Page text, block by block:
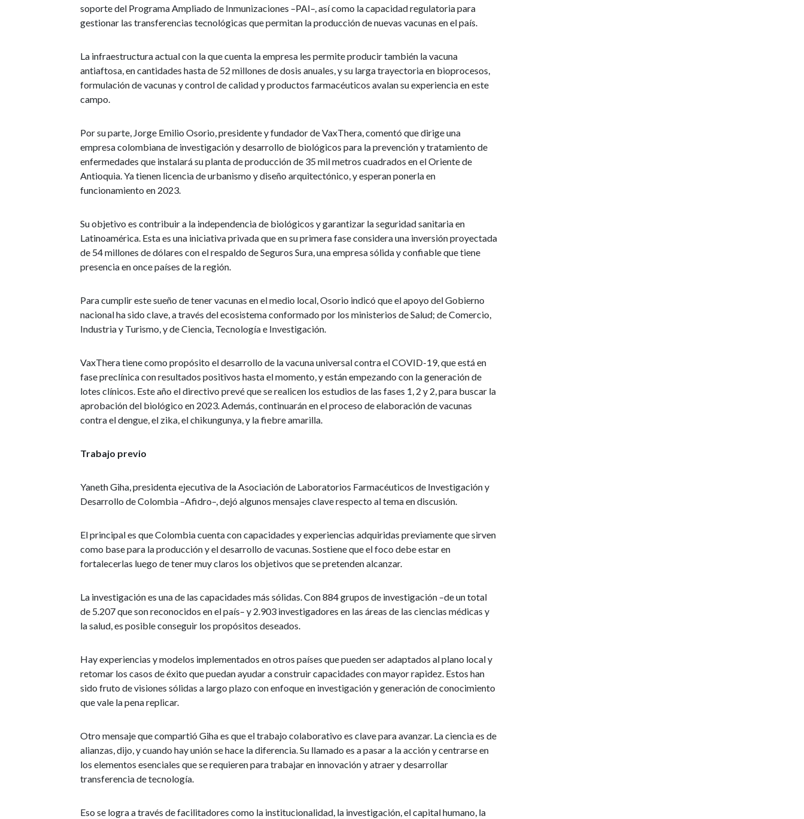
soporte del Programa Ampliado de Inmunizaciones –PAI–, así como la capacidad regulatoria para
gestionar las transferencias tecnológicas que permitan la producción de nuevas vacunas en el país.
La infraestructura actual con la que cuenta la empresa les permite producir también la vacuna
antiaftosa, en cantidades hasta de 52 millones de dosis anuales, y su larga trayectoria en bioprocesos,
formulación de vacunas y control de calidad y productos farmacéuticos avalan su experiencia en este
campo.
Por su parte, Jorge Emilio Osorio, presidente y fundador de VaxThera, comentó que dirige una
empresa colombiana de investigación y desarrollo de biológicos para la prevención y tratamiento de
enfermedades que instalará su planta de producción de 35 mil metros cuadrados en el Oriente de
Antioquia. Ya tienen licencia de urbanismo y diseño arquitectónico, y esperan ponerla en
funcionamiento en 2023.
Su objetivo es contribuir a la independencia de biológicos y garantizar la seguridad sanitaria en
Latinoamérica. Esta es una iniciativa privada que en su primera fase considera una inversión proyectada
de 54 millones de dólares con el respaldo de Seguros Sura, una empresa sólida y confiable que tiene
presencia en once países de la región.
Para cumplir este sueño de tener vacunas en el medio local, Osorio indicó que el apoyo del Gobierno
nacional ha sido clave, a través del ecosistema conformado por los ministerios de Salud; de Comercio,
Industria y Turismo, y de Ciencia, Tecnología e Investigación.
VaxThera tiene como propósito el desarrollo de la vacuna universal contra el COVID-19, que está en
fase preclínica con resultados positivos hasta el momento, y están empezando con la generación de
lotes clínicos. Este año el directivo prevé que se realicen los estudios de las fases 1, 2 y 2, para buscar la
aprobación del biológico en 2023. Además, continuarán en el proceso de elaboración de vacunas
contra el dengue, el zika, el chikungunya, y la fiebre amarilla.
Trabajo previo
Yaneth Giha, presidenta ejecutiva de la Asociación de Laboratorios Farmacéuticos de Investigación y
Desarrollo de Colombia –Afidro–, dejó algunos mensajes clave respecto al tema en discusión.
El principal es que Colombia cuenta con capacidades y experiencias adquiridas previamente que sirven
como base para la producción y el desarrollo de vacunas. Sostiene que el foco debe estar en
fortalecerlas luego de tener muy claros los objetivos que se pretenden alcanzar.
La investigación es una de las capacidades más sólidas. Con 884 grupos de investigación –de un total
de 5.207 que son reconocidos en el país– y 2.903 investigadores en las áreas de las ciencias médicas y
la salud, es posible conseguir los propósitos deseados.
Hay experiencias y modelos implementados en otros países que pueden ser adaptados al plano local y
retomar los casos de éxito que puedan ayudar a construir capacidades con mayor rapidez. Estos han
sido fruto de visiones sólidas a largo plazo con enfoque en investigación y generación de conocimiento
que vale la pena replicar.
Otro mensaje que compartió Giha es que el trabajo colaborativo es clave para avanzar. La ciencia es de
alianzas, dijo, y cuando hay unión se hace la diferencia. Su llamado es a pasar a la acción y centrarse en
los elementos esenciales que se requieren para trabajar en innovación y atraer y desarrollar
transferencia de tecnología.
Eso se logra a través de facilitadores como la institucionalidad, la investigación, el capital humano, la